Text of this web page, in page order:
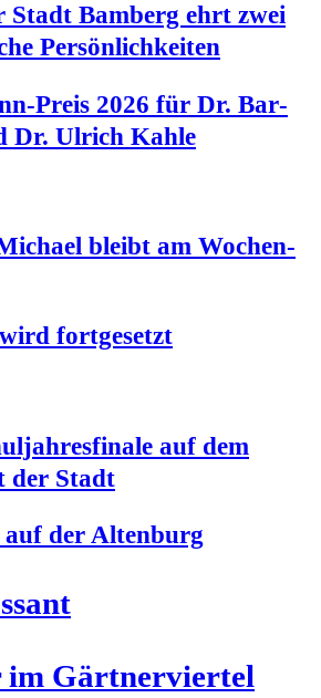
Bam­berg ehrt zwei
Persönlichkeiten
Preis 2026 für Dr. Bar­
Dr. Ulrich Kahle
bleibt am Wochen­
fortgesetzt
auf dem
der Stadt
der Altenburg
im Gärt­ner­vier­tel